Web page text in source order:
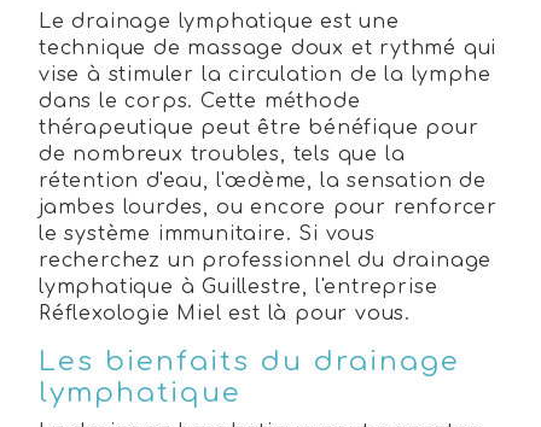
Le drainage lymphatique est une
technique de massage doux et rythmé qui
vise à stimuler la circulation de la lymphe
dans le corps. Cette méthode
thérapeutique peut être bénéfique pour
de nombreux troubles, tels que la
rétention d'eau, l'œdème, la sensation de
jambes lourdes, ou encore pour renforcer
le système immunitaire. Si vous
recherchez un professionnel du drainage
lymphatique à Guillestre, l'entreprise
Réflexologie Miel est là pour vous.
Les bienfaits du drainage
lymphatique